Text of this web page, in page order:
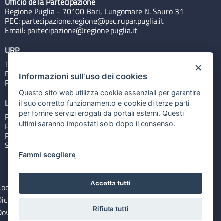
Regione Puglia - 70100 Bari, Lungomare N. Sauro 31
PEC: partecipazione.regione@pec.rupar.puglia.it
Email: partecipazione@regione.puglia.it
URP
Tel: 800713939
Email:quiregione@regione.puglia.it
Rubrica
Link utili
Portale Istituzionale
PO FESR Puglia 2014-2020
PSR Puglia 2014-2020
Sistema Puglia
e privacy
Note legali
di accessibilità
Open Data files
×
Informazioni sull'uso dei cookies
Questo sito web utilizza cookie essenziali per garantire
il suo corretto funzionamento e cookie di terze parti
per fornire servizi erogati da portali esterni. Questi
ultimi saranno impostati solo dopo il consenso.
Fammi scegliere
Accetta tutti
Rifiuta tutti